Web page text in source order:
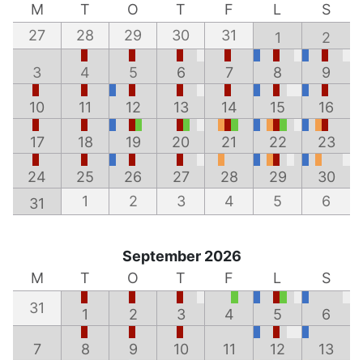
M
T O T F L
S
27
28 29 30 31 1 2
3 4 5 6 7 8 9
10 11 12 13 14 15 16
17 18 19 20 21 22 23
24 25 26 27 28 29
30
31
1 2 3 4 5 6
September 2026
M
T O T F L
S
31
1 2 3 4 5 6
7 8 9 10 11 12 13